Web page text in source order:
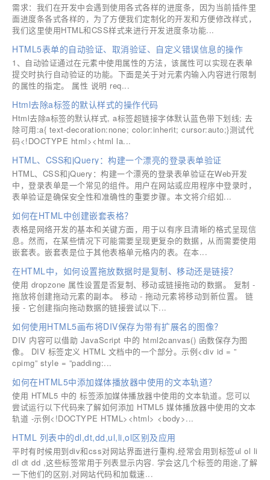
需求：我们在开发中会遇到使用各式各样的进度条，因为当前插件里
面进度条各式各样的，为了方便我们定制化的开发和方便修改样式，
我们这里使用HTML和CSS样式来进行开发进度条功能...
HTML5表单的自动验证、取消验证、自定义错误信息的操作
1、自动验证通过在元素中使用属性的方法，该属性可以实现在表单
提交时执行自动验证的功能。下面是关于对元素内输入内容进行限制
的属性的指定。 属性 说明 req...
Html去除a标签的默认样式的操作代码
Html去除a标签的默认样式, a标签超链接字体默认蓝色带下划线; 去
除可用:a{ text-decoration:none; color:inherit; cursor:auto;}测试代
码<!DOCTYPE html><html la...
HTML、CSS和jQuery：构建一个漂亮的登录表单验证
HTML、CSS和jQuery：构建一个漂亮的登录表单验证在Web开发
中，登录表单是一个常见的组件。用户在网站或应用程序中登录时，
表单验证是确保安全性和准确性的重要步骤。本文将介绍如...
如何在HTML中创建嵌套表格？
表格是网络开发的基本和关键方面，用于以有序且清晰的格式呈现信
息。然而，在某些情况下可能需要呈现更复杂的数据，从而需要使用
嵌套表。嵌套表是位于其他表格单元格内的表。在本...
在HTML中，如何设置拖放数据时是复制、移动还是链接？
使用 dropzone 属性设置是否复制、移动或链接拖动的数据。 复制 -
拖放将创建拖动元素的副本。 移动 - 拖动元素将移动到新位置。 链
接 - 它创建指向拖动数据的链接尝试以下...
如何使用HTML5画布将DIV保存为带有扩展名的图像？
DIV 内容可以借助 JavaScript 中的 html2canvas() 函数保存为图
像。 DIV 标签定义 HTML 文档中的一个部分。示例<div id = ”
cpimg” style = ”padding:...
如何在HTML5中添加媒体播放器中使用的文本轨道？
使用 HTML5 中的 标签添加媒体播放器中使用的文本轨道。您可以
尝试运行以下代码来了解如何添加 HTML5 媒体播放器中使用的文本
轨道 -示例<!DOCTYPE HTML><html> <body>...
HTML 列表中的dl,dt,dd,ul,li,ol区别及应用
平时有时候用到div和css对网站界面进行重构,经常会用到标签ul ol li
dl dt dd ,这些标签常用于列表显示内容. 学会这几个标签的用途,了解
一下他们的区别,对网站代码和加载速...